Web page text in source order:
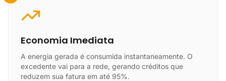
Economia Imediata
A energia gerada é consumida instantaneamente. O
excedente vai para a rede, gerando créditos que
reduzem sua fatura em até 95%.